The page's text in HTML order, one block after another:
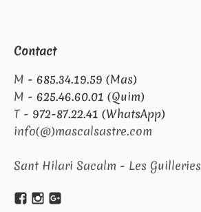
Contact
M - 685.34.19.59 (Mas)
M - 625.46.60.01 (Quim)
T - 972-87.22.41 (WhatsApp)
info(@)mascalsastre.com
Sant Hilari Sacalm - Les Guilleries